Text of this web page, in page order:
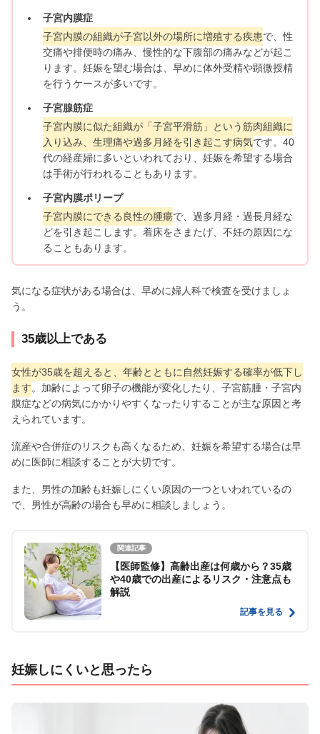
子宮内膜症
子宮内膜の組織が子宮以外の場所に増殖する疾患で、性
交痛や排便時の痛み、慢性的な下腹部の痛みなどが起こ
ります。妊娠を望む場合は、早めに体外受精や顕微授精
を行うケースが多いです。
子宮腺筋症
子宮内膜に似た組織が「子宮平滑筋」という筋肉組織に
入り込み、生理痛や過多月経を引き起こす病気です。40
代の経産婦に多いといわれており、妊娠を希望する場合
は手術が行われることもあります。
子宮内膜ポリープ
子宮内膜にできる良性の腫瘍で、過多月経・過長月経な
どを引き起こします。着床をさまたげ、不妊の原因にな
ることもあります。
気になる症状がある場合は、早めに婦人科で検査を受けましょ
う。
35歳以上である
女性が35歳を超えると、年齢とともに自然妊娠する確率が低下し
ます。加齢によって卵子の機能が変化したり、子宮筋腫・子宮内
膜症などの病気にかかりやすくなったりすることが主な原因と考
えられています。
流産や合併症のリスクも高くなるため、妊娠を希望する場合は早
めに医師に相談することが大切です。
また、男性の加齢も妊娠しにくい原因の一つといわれているの
で、男性が高齢の場合も早めに相談しましょう。
関連記事
【医師監修】高齢出産は何歳から？35歳
や40歳での出産によるリスク・注意点も
解説
記事を見る
妊娠しにくいと思ったら